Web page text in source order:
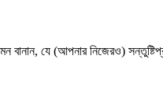
বানান, যে (আপনার নিজেরও)